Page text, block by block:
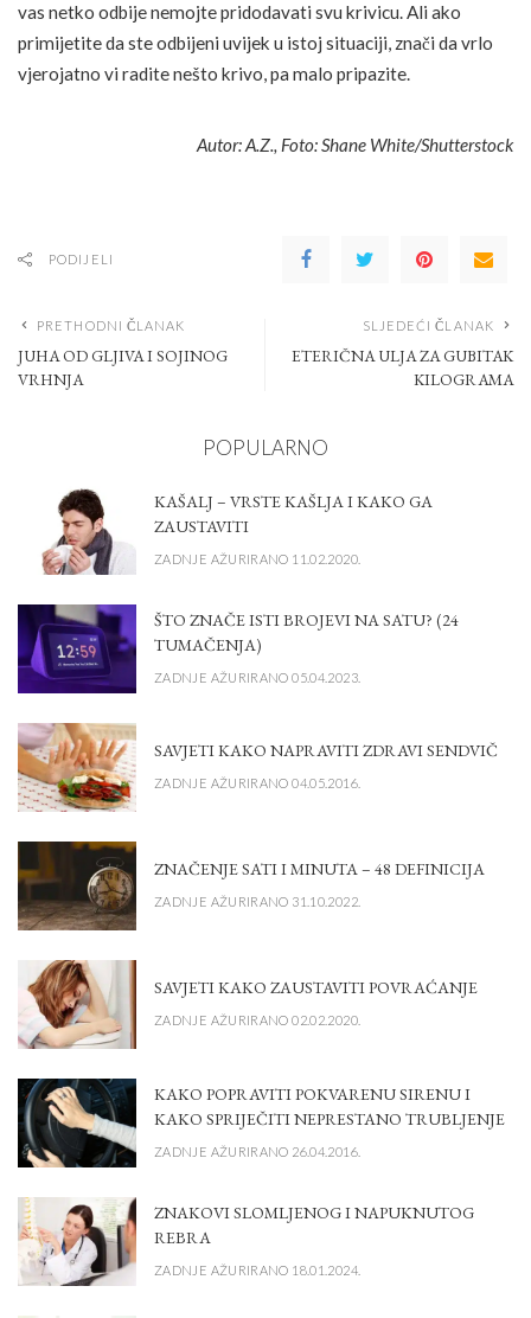
vas netko odbije nemojte pridodavati svu krivicu. Ali ako
primijetite da ste odbijeni uvijek u istoj situaciji, znači da vrlo
vjerojatno vi radite nešto krivo, pa malo pripazite.
Autor: A.Z., Foto: Shane White/Shutterstock
PODIJELI
PRETHODNI ČLANAK
JUHA OD GLJIVA I SOJINOG
VRHNJA
SLJEDEĆI ČLANAK
ETERIČNA ULJA ZA GUBITAK
KILOGRAMA
POPULARNO
KAŠALJ – VRSTE KAŠLJA I KAKO GA
ZAUSTAVITI
ZADNJE AŽURIRANO 11.02.2020.
ŠTO ZNAČE ISTI BROJEVI NA SATU? (24
TUMAČENJA)
ZADNJE AŽURIRANO 05.04.2023.
SAVJETI KAKO NAPRAVITI ZDRAVI SENDVIČ
ZADNJE AŽURIRANO 04.05.2016.
ZNAČENJE SATI I MINUTA – 48 DEFINICIJA
ZADNJE AŽURIRANO 31.10.2022.
SAVJETI KAKO ZAUSTAVITI POVRAĆANJE
ZADNJE AŽURIRANO 02.02.2020.
KAKO POPRAVITI POKVARENU SIRENU I
KAKO SPRIJEČITI NEPRESTANO TRUBLJENJE
ZADNJE AŽURIRANO 26.04.2016.
ZNAKOVI SLOMLJENOG I NAPUKNUTOG
REBRA
ZADNJE AŽURIRANO 18.01.2024.